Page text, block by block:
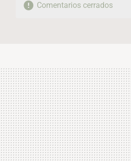
Comentarios cerrados